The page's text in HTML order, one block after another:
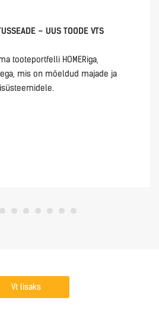
– UUS TOODE VTS
tooteportfelli HOMERiga,
mis on mõeldud majade ja
Vt lisaks